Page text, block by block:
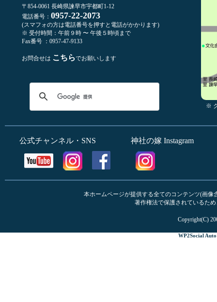
〒854-0061 長崎県諫早市宇都町1-12
電話番号： 0957-22-2073
(スマフォの方は電話番号を押すと電話がかかります)
※ 受付時間：午前９時 〜 午後５時頃まで
Fax番号 ：0957-47-9133
お問合せは こちらでお願いします
※
公式チャンネル・SNS 神社の嫁 Instagram
本ホームページが提供する全てのコンテンツ(画
著作権法で保護されているた
Copyright(C)
WP2Social